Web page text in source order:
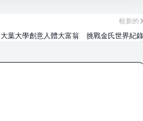
較新的
大葉大學創意人體大富翁 挑戰金氏世界紀錄